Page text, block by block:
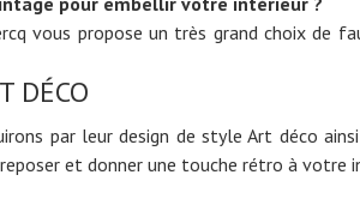
vous propose un très grand choix de
DÉCO
par leur design de style Art déco
et donner une touche rétro à votre